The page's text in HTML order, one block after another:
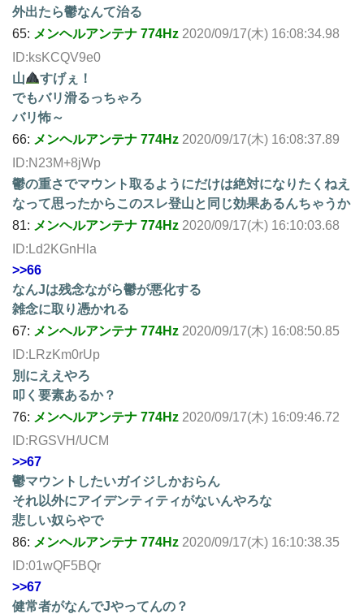
外出たら鬱なんて治る
65: メンヘルアンテナ 774Hz 2020/09/17(木) 16:08:34.98
ID:ksKCQV9e0
山
すげぇ！
でもバリ滑るっちゃろ
バリ怖～
66: メンヘルアンテナ 774Hz 2020/09/17(木) 16:08:37.89
ID:N23M+8jWp
鬱の重さでマウント取るようにだけは絶対になりたくねえ
なって思ったからこのスレ登山と同じ効果あるんちゃうか
81: メンヘルアンテナ 774Hz 2020/09/17(木) 16:10:03.68
ID:Ld2KGnHla
>>66
なんJは残念ながら鬱が悪化する
雑念に取り憑かれる
67: メンヘルアンテナ 774Hz 2020/09/17(木) 16:08:50.85
ID:LRzKm0rUp
別にええやろ
叩く要素あるか？
76: メンヘルアンテナ 774Hz 2020/09/17(木) 16:09:46.72
ID:RGSVH/UCM
>>67
鬱マウントしたいガイジしかおらん
それ以外にアイデンティティがないんやろな
悲しい奴らやで
86: メンヘルアンテナ 774Hz 2020/09/17(木) 16:10:38.35
ID:01wQF5BQr
>>67
健常者がなんでJやってんの？